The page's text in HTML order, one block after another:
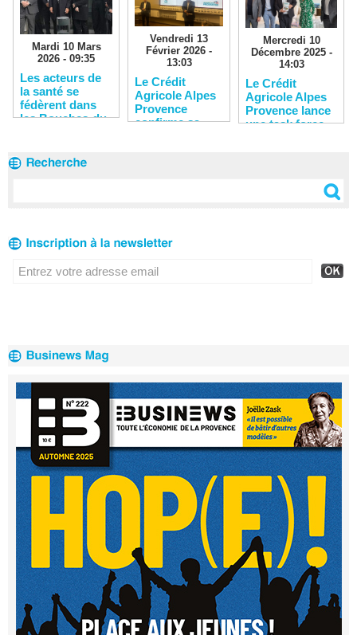
Mardi 10 Mars
2026 - 09:35
Les acteurs de
la santé se
fédèrent dans
les Bouches-du-
Vendredi 13
Février 2026 -
13:03
Le Crédit
Agricole Alpes
Provence
confirme sa
Mercredi 10
Décembre 2025 -
14:03
Le Crédit
Agricole Alpes
Provence lance
une task force